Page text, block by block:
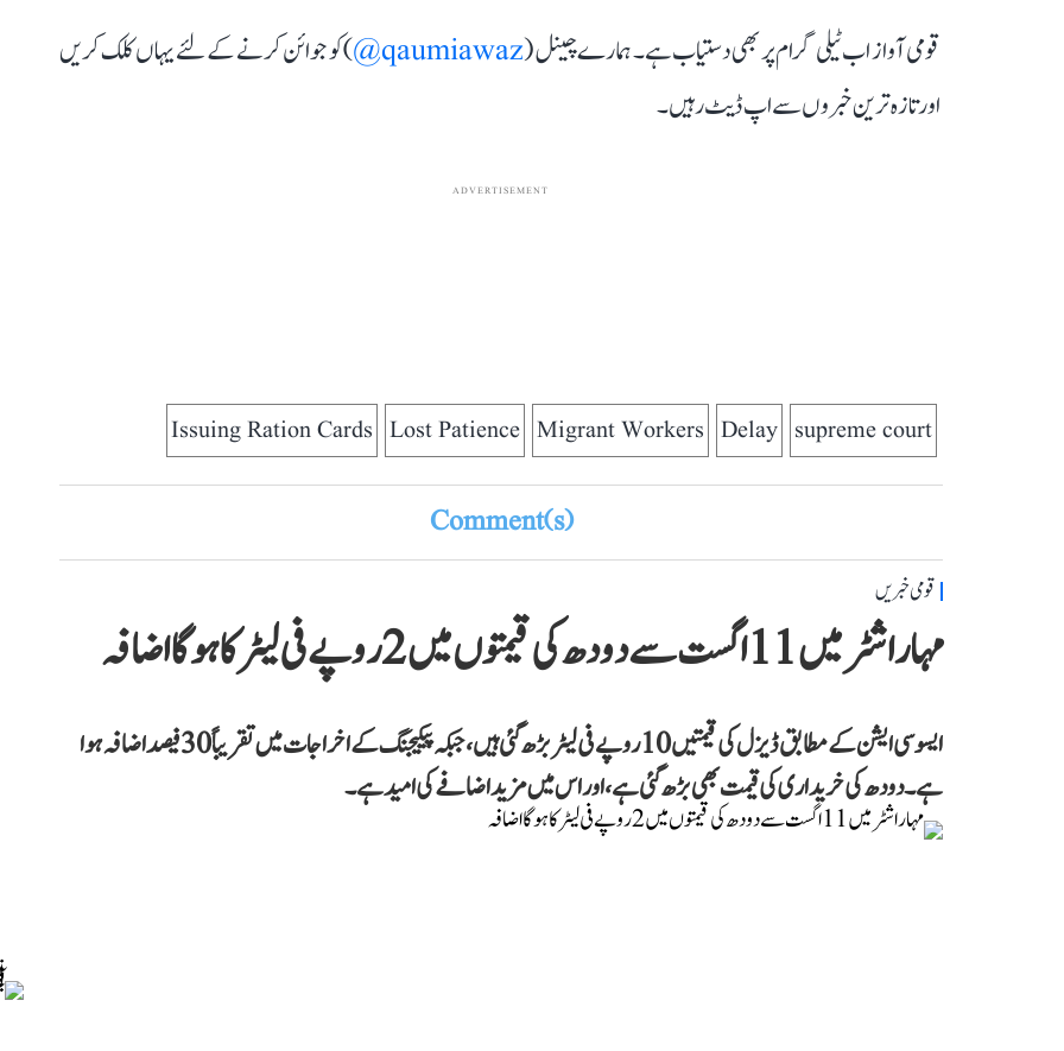
قومی آواز اب ٹیلی گرام پر بھی دستیاب ہے۔ ہمارے چینل (qaumiawaz@
) کو جوائن کرنے کے لئے یہاں کلک کریں
اور تازہ ترین خبروں سے اپ ڈیٹ رہیں۔
ADVERTISEMENT
supreme court
Delay
Migrant Workers
Lost Patience
Issuing Ration Cards
Comment(s)
قومی خبریں
مہاراشٹر میں 11 اگست سے دودھ کی قیمتوں میں 2 روپے فی لیٹر کا ہوگا اضافہ
ایسوسی ایشن کے مطابق ڈیزل کی قیمتیں 10 روپے فی لیٹر بڑھ گئی ہیں، جبکہ پیکیجنگ کے اخراجات میں تقریباً 30 فیصد اضافہ ہوا
ہے۔ دودھ کی خریداری کی قیمت بھی بڑھ گئی ہے، اور اس میں مزید اضافے کی امید ہے۔